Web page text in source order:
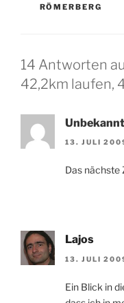
RÖMERBERG
14 Antworten
42,2km laufen,
Unbekannt
13. JULI
Das nächste
Lajos
13. JULI
Ein Blick in